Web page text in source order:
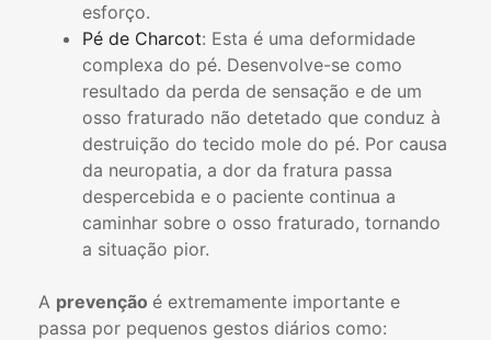
esforço.
Pé de Charcot: Esta é uma deformidade
complexa do pé. Desenvolve-se como
resultado da perda de sensação e de um
osso fraturado não detetado que conduz à
destruição do tecido mole do pé. Por causa
da neuropatia, a dor da fratura passa
despercebida e o paciente continua a
caminhar sobre o osso fraturado, tornando
a situação pior.
A prevenção é extremamente importante e
passa por pequenos gestos diários como: